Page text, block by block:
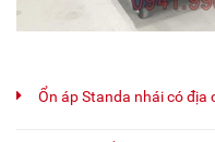
Ổn áp Standa nhái có địa